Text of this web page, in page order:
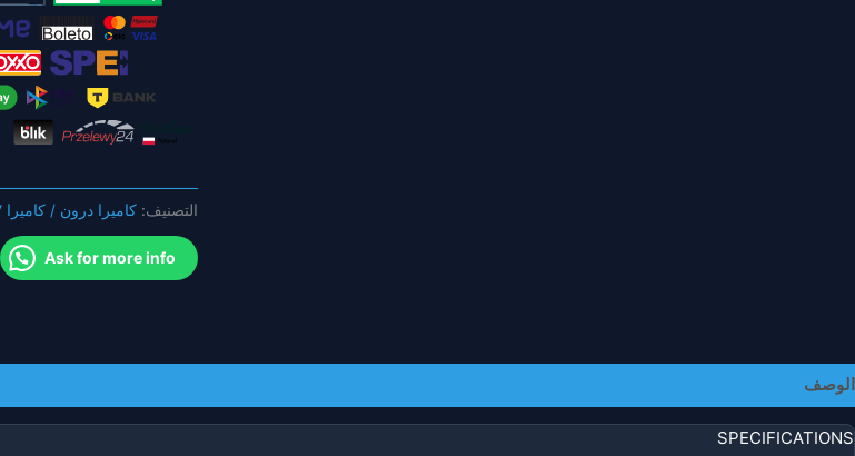
RunCam
Split3nano
وPhoenix2
التصنيف:كاميرا درون / كاميرا FPV
Ask for more info
الوصف
SPECIFICATIONS